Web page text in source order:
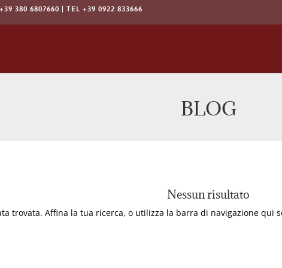
380 6807660 | TEL +39 0922 833666
BLOG
Nessun risultato
trovata. Affina la tua ricerca, o utilizza la barra di navigazione qui